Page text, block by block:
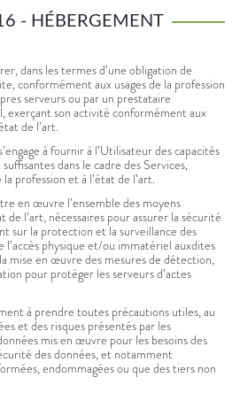
- HÉBERGEMENT
dans les termes d’une obligation de
conformément aux usages de la profession
serveurs ou par un prestataire
exerçant son activité conformément aux
de l’art.
à fournir à l’Utilisateur des capacités
dans le cadre des Services,
profession et à l’état de l’art.
en œuvre l’ensemble des moyens
de l’art, nécessaires pour assurer la sécurité
sur la protection et la surveillance des
physique et/ou immatériel auxdites
mise en œuvre des mesures de détection,
pour protéger les serveurs d’actes
à prendre toutes précautions utiles, au
et des risques présentés par les
mis en œuvre pour les besoins des
des données, et notamment
endommagées ou que des tiers non